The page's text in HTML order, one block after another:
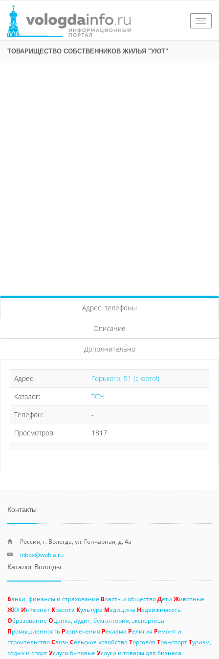
ТОВАРИЩЕСТВО СОБСТВЕННИКОВ ЖИЛЬЯ "УЮТ"
Адрес, телефоны
Описание
Дополнительно
Адрес:
Горького, 51 (с фото!)
Каталог:
ТСЖ
Телефон:
-
Просмотров:
1817
Контакты
Россия, г. Вологда, ул. Гончарная, д. 4а
inbox@wobla.ru
Каталог Вологды
Банки, финансы и страхование Власть и обществоДети Животные
ЖКХ Интернет Красота Культура Медицина Недвижимость
Образование Оценка, аудит, бухгалтерия, экспертиза
Промышленность Развлечения Реклама Религия Ремонт и
строительствоСвязьСельское хозяйствоТорговля ТранспортТуризм,
отдых и спортУслуги бытовые Услуги и товары для бизнеса